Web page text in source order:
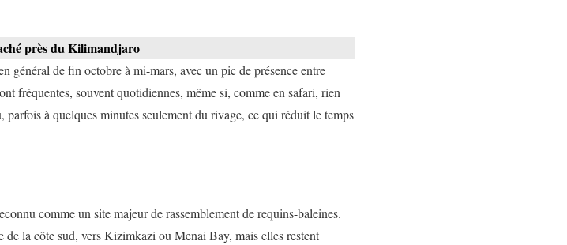
près du Kilimandjaro
général de fin octobre à mi-mars, avec un pic de présence entre
fréquentes, souvent quotidiennes, même si, comme en safari, rien
parfois à quelques minutes seulement du rivage, ce qui réduit le temps
comme un site majeur de rassemblement de requins-baleines.
la côte sud, vers Kizimkazi ou Menai Bay, mais elles restent